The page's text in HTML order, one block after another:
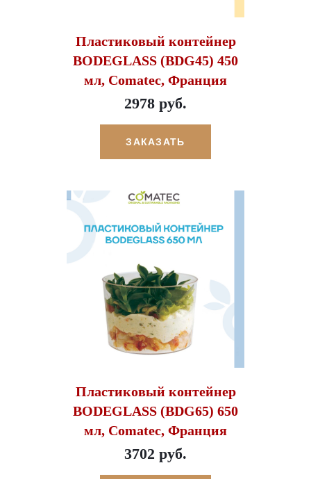
Пластиковый контейнер
BODEGLASS (BDG45) 450
мл, Comatec, Франция
2978 руб.
ЗАКАЗАТЬ
Пластиковый контейнер
BODEGLASS (BDG65) 650
мл, Comatec, Франция
3702 руб.